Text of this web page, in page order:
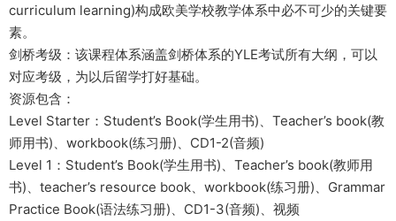
curriculum learning)构成欧美学校教学体系中必不可少的关键要
素。
剑桥考级：该课程体系涵盖剑桥体系的YLE考试所有大纲，可以
对应考级，为以后留学打好基础。
资源包含：
Level Starter：Student’s Book(学生用书)、Teacher’s book(教
师用书)、workbook(练习册)、CD1-2(音频)
Level 1：Student’s Book(学生用书)、Teacher’s book(教师用
书)、teacher’s resource book、workbook(练习册)、Grammar
Practice Book(语法练习册)、CD1-3(音频)、视频